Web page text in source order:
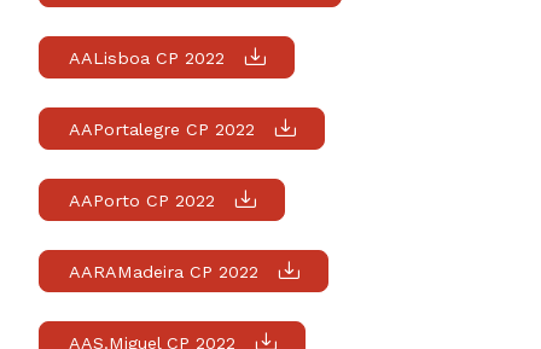
AALisboa CP 2022
AAPortalegre CP 2022
AAPorto CP 2022
AARAMadeira CP 2022
AAS.Miguel CP 2022